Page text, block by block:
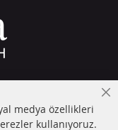
medya özellikleri
kullanıyoruz.